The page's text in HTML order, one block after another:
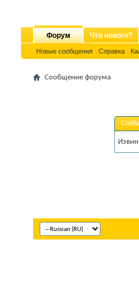
Форум
Новые сообщения Справка
Что нового?
Сообщение форума